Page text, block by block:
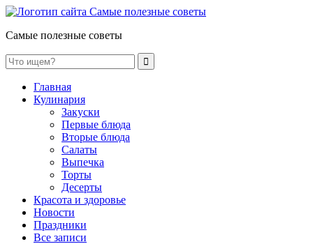
Самые полезные советы
Главная
Кулинария
Закуски
Первые блюда
Вторые блюда
Салаты
Выпечка
Торты
Десерты
Красота и здоровье
Новости
Праздники
Все записи